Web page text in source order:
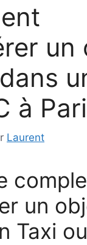
un
à
Laurent
un
Taxi